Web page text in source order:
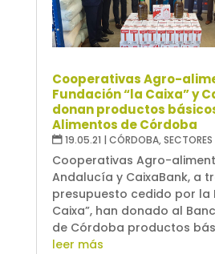
Cooperativas Agro-
Fundación “la Caixa” y
donan productos
Alimentos de Córdoba
19.05.21 | CÓRDOBA,
Cooperativas Agro-
Andalucía y CaixaBank, a
presupuesto cedido por la
Caixa”, han donado al
de Córdoba productos
leer más